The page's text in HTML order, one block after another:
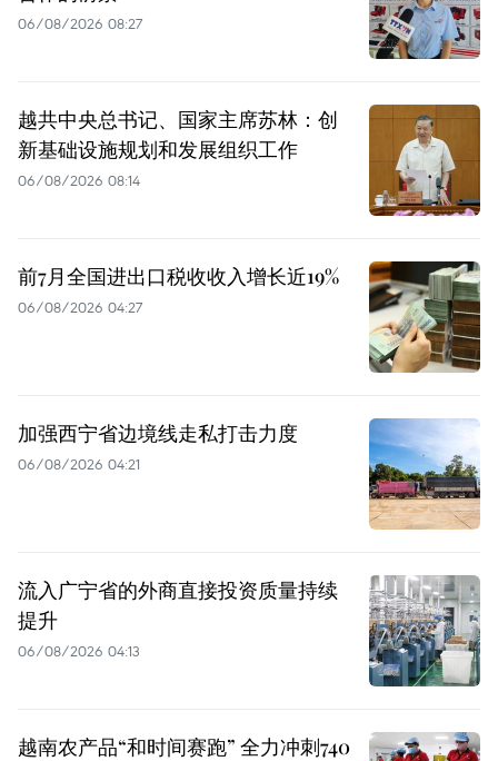
06/08/2026 08:27
越共中央总书记、国家主席苏林：创
新基础设施规划和发展组织工作
06/08/2026 08:14
前7月全国进出口税收收入增长近19%
06/08/2026 04:27
加强西宁省边境线走私打击力度
06/08/2026 04:21
流入广宁省的外商直接投资质量持续
提升
06/08/2026 04:13
越南农产品“和时间赛跑” 全力冲刺740